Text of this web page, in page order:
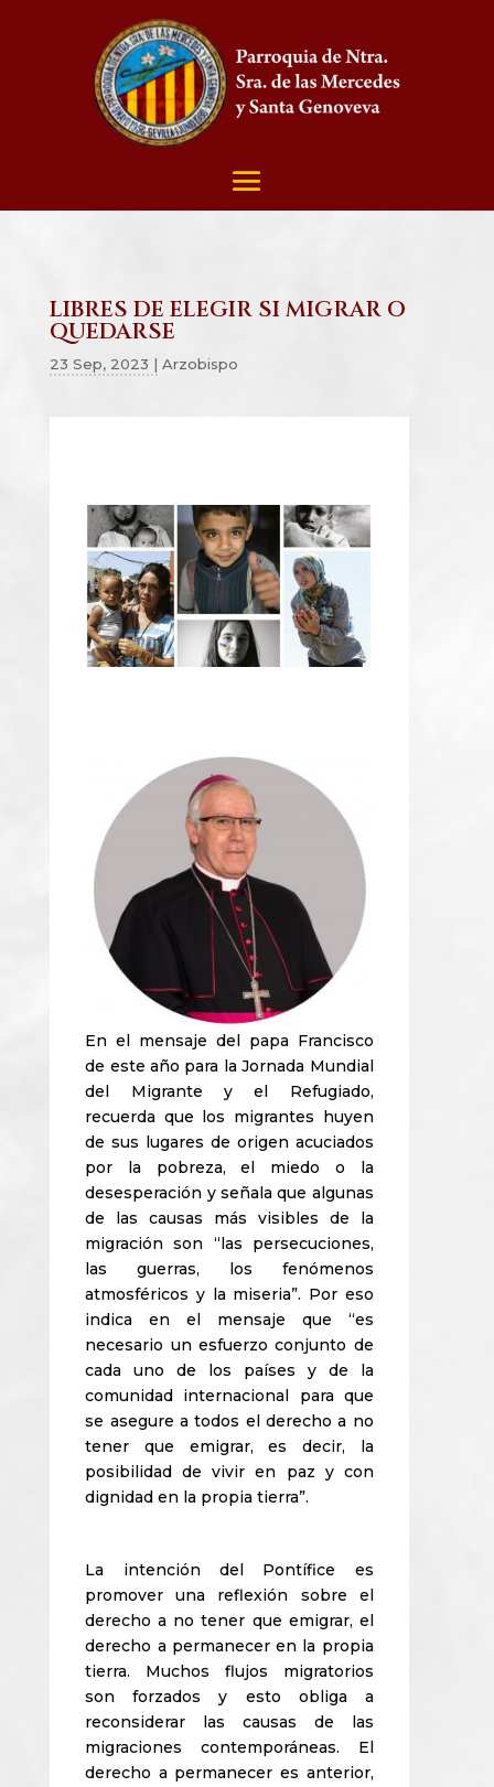
LIBRES DE ELEGIR SI MIGRAR O
QUEDARSE
23 Sep, 2023 | Arzobispo
En el mensaje del papa Francisco
de este año para la Jornada Mundial
del Migrante y el Refugiado,
recuerda que los migrantes huyen
de sus lugares de origen acuciados
por la pobreza, el miedo o la
desesperación y señala que algunas
de las causas más visibles de la
migración son “las persecuciones,
las guerras, los fenómenos
atmosféricos y la miseria”. Por eso
indica en el mensaje que “es
necesario un esfuerzo conjunto de
cada uno de los países y de la
comunidad internacional para que
se asegure a todos el derecho a no
tener que emigrar, es decir, la
posibilidad de vivir en paz y con
dignidad en la propia tierra”.
La intención del Pontífice es
promover una reflexión sobre el
derecho a no tener que emigrar, el
derecho a permanecer en la propia
tierra. Muchos flujos migratorios
son forzados y esto obliga a
reconsiderar las causas de las
migraciones contemporáneas. El
derecho a permanecer es anterior,